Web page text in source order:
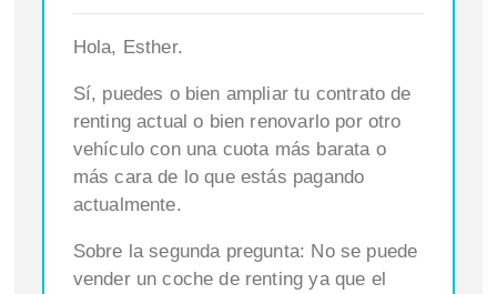
Hola, Esther.
Sí, puedes o bien ampliar tu contrato de
renting actual o bien renovarlo por otro
vehículo con una cuota más barata o
más cara de lo que estás pagando
actualmente.
Sobre la segunda pregunta: No se puede
vender un coche de renting ya que el